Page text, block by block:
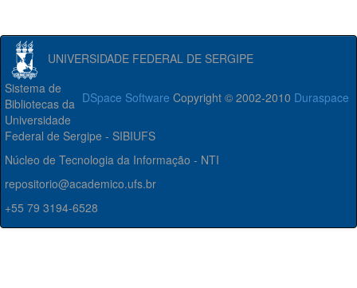
UNIVERSIDADE FEDERAL DE SERGIPE
DSpace Software Copyright © 2002-2010 Duraspace
Sistema de
Bibliotecas da
Universidade
Federal de Sergipe - SIBIUFS
Núcleo de Tecnologia da Informação - NTI
repositorio@academico.ufs.br
+55 79 3194-6528